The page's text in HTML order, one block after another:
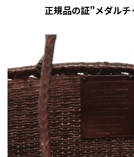
正規品の証"メダル